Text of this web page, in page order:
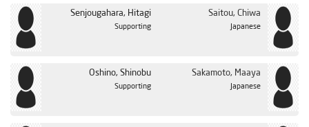
Senjougahara, Hitagi
Supporting
Saitou, Chiwa
Japanese
Oshino, Shinobu
Supporting
Sakamoto, Maaya
Japanese